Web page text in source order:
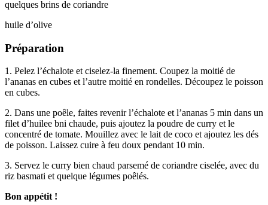
quelques brins de coriandre
huile d’olive
Préparation
1. Pelez l’échalote et ciselez-la finement. Coupez la moitié de
l’ananas en cubes et l’autre moitié en rondelles. Découpez le poisson
en cubes.
2. Dans une poêle, faites revenir l’échalote et l’ananas 5 min dans un
filet d’huilee bni chaude, puis ajoutez la poudre de curry et le
concentré de tomate. Mouillez avec le lait de coco et ajoutez les dés
de poisson. Laissez cuire à feu doux pendant 10 min.
3. Servez le curry bien chaud parsemé de coriandre ciselée, avec du
riz basmati et quelque légumes poêlés.
Bon appétit !